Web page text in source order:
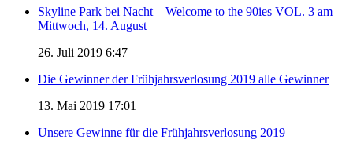
Skyline Park bei Nacht – Welcome to the 90ies VOL. 3 am
Mittwoch, 14. August
26. Juli 2019 6:47
Die Gewinner der Frühjahrsverlosung 2019 alle Gewinner
13. Mai 2019 17:01
Unsere Gewinne für die Frühjahrsverlosung 2019